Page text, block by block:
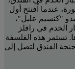
عندما اُفتتح أول
ليبدو "كنسيم عليل"،
الخدم في رافلز
تستمر هذه الفلسفة
الفندق لتصل إلى